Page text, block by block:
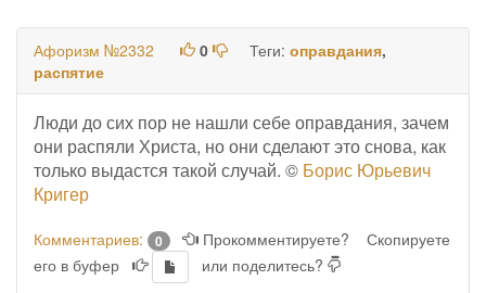
Афоризм №2332 0 Теги: оправдания,
распятие
Люди до сих пор не нашли себе оправдания, зачем
они распяли Христа, но они сделают это снова, как
только выдастся такой случай. © Борис Юрьевич
Кригер
Комментариев: 0 Прокомментируете?
Скопируете
его в буфер
или поделитесь?